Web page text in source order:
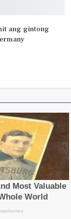
ang gintong